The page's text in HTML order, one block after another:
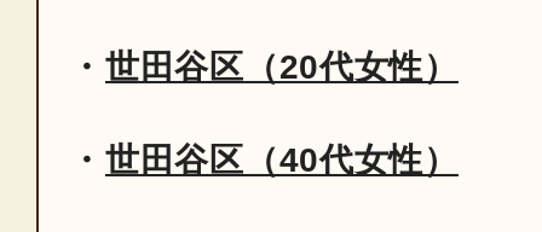
世田谷区（20代女性）
世田谷区（40代女性）